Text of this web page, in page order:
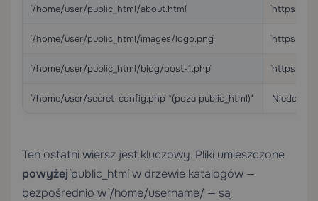
`/home/user/public_html/about.html` `https://
`/home/user/public_html/images/logo.png` `https://
`/home/user/public_html/blog/post-1.php` `https://
`/home/user/secret-config.php` *(poza public_html)*
Ten ostatni wiersz jest kluczowy. Pliki umieszczone
powyżej`public_html` w drzewie katalogów —
bezpośrednio w `/home/username/` — są